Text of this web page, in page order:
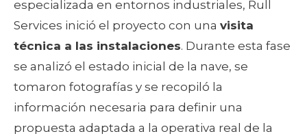
especializada en entornos industriales, Rull
Services inició el proyecto con una visita
técnica a las instalaciones. Durante esta fase
se analizó el estado inicial de la nave, se
tomaron fotografías y se recopiló la
información necesaria para definir una
propuesta adaptada a la operativa real de la